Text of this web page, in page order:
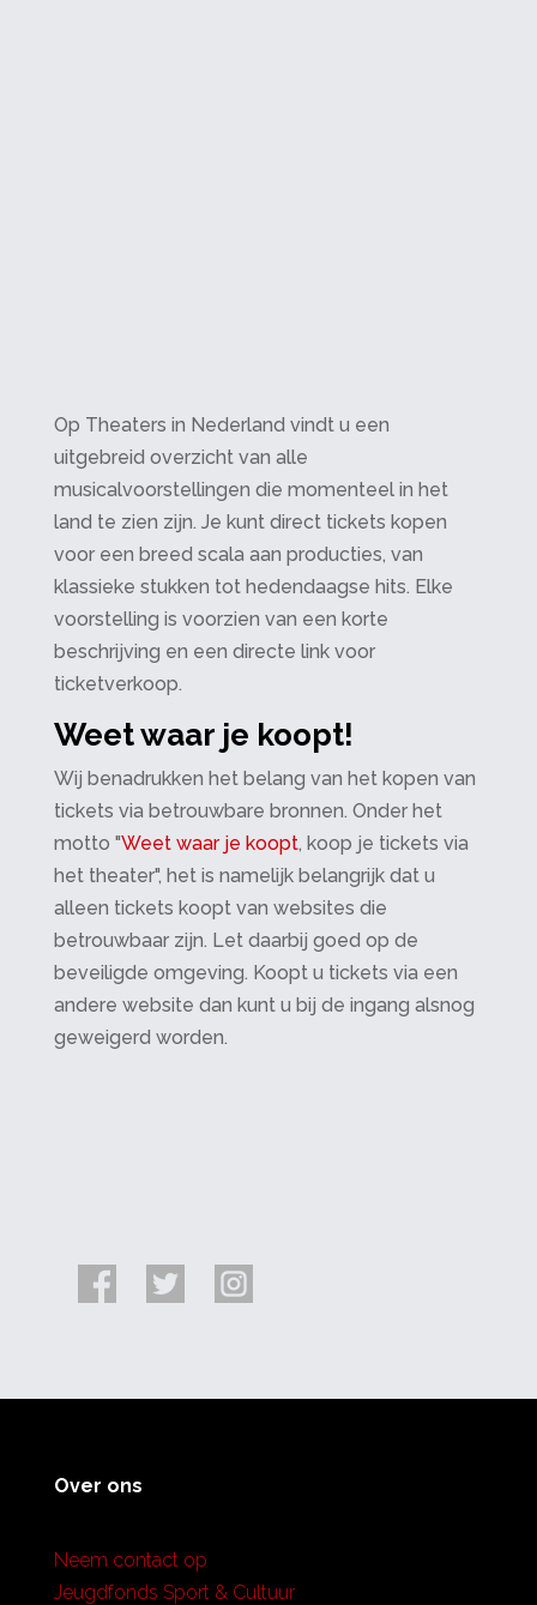
Op Theaters in Nederland vindt u een
uitgebreid overzicht van alle
musicalvoorstellingen die momenteel in het
land te zien zijn. Je kunt direct tickets kopen
voor een breed scala aan producties, van
klassieke stukken tot hedendaagse hits. Elke
voorstelling is voorzien van een korte
beschrijving en een directe link voor
ticketverkoop.
Weet waar je koopt!
Wij benadrukken het belang van het kopen van
tickets via betrouwbare bronnen. Onder het
motto "Weet waar je koopt, koop je tickets via
het theater", het is namelijk belangrijk dat u
alleen tickets koopt van websites die
betrouwbaar zijn. Let daarbij goed op de
beveiligde omgeving. Koopt u tickets via een
andere website dan kunt u bij de ingang alsnog
geweigerd worden.
Over ons
Neem contact op
Jeugdfonds Sport & Cultuur